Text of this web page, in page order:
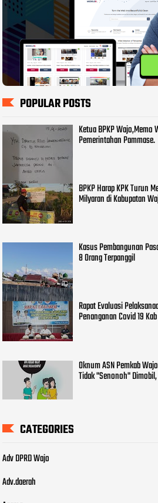
POPULAR POSTS
Ketua BPKP Wajo,Memo
Pemerintahan Pammase.
BPKP Harap KPK Turun
Milyaran di Kabupatan
Kasus Pembangunan
8 Orang Terpanggil
Rapat Evaluasi
Penanganan Covid 19
Oknum ASN Pemkab
Tidak "Senonoh"
CATEGORIES
Adv DPRD Wajo
Adv.daerah